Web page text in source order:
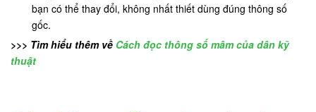
bạn có thể thay đổi, không nhất thiết dùng đúng thông số
gốc.
>>> Tìm hiểu thêm về Cách đọc thông số mâm của dân kỹ
thuật